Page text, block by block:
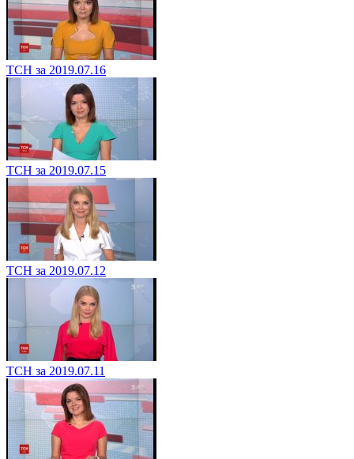
ТСН за 2019.07.16
ТСН за 2019.07.15
ТСН за 2019.07.12
ТСН за 2019.07.11